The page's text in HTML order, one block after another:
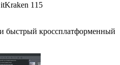
115
быстрый кроссплатформенный